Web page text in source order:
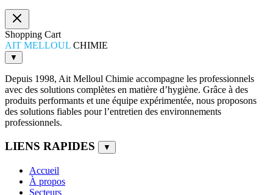
Shopping Cart
AIT MELLOUL CHIMIE
▼
Depuis 1998, Ait Melloul Chimie accompagne les professionnels
avec des solutions complètes en matière d’hygiène. Grâce à des
produits performants et une équipe expérimentée, nous proposons
des solutions fiables pour l’entretien des environnements
professionnels.
LIENS RAPIDES ▼
Accueil
À propos
Secteurs